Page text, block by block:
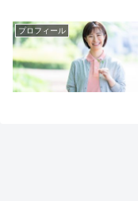
プロフィール